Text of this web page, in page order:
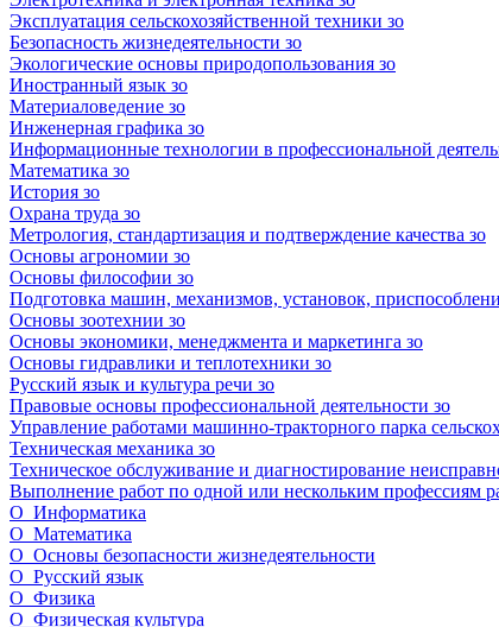
Эксплуатация сельскохозяйственной техники зо
Безопасность жизнедеятельности зо
Экологические основы природопользования зо
Иностранный язык зо
Материаловедение зо
Инженерная графика зо
Информационные технологии в профессиональной
Математика зо
История зо
Охрана труда зо
Метрология, стандартизация и подтверждение качества зо
Основы агрономии зо
Основы философии зо
Подготовка машин, механизмов, установок,
Основы зоотехнии зо
Основы экономики, менеджмента и маркетинга зо
Основы гидравлики и теплотехники зо
Русский язык и культура речи зо
Правовые основы профессиональной деятельности зо
Управление работами машинно-тракторного парка
Техническая механика зо
Техническое обслуживание и диагностирование
Выполнение работ по одной или нескольким профессиям
О_Информатика
О_Математика
О_Основы безопасности жизнедеятельности
О_Русский язык
О_Физика
О_Физическая культура